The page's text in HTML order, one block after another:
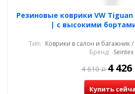
Резиновые коврики VW Tiguan
| с высокими
Тип: Коврики в салон и багажник
Бренд: Seintex
4 610 Р 4 426
Купить